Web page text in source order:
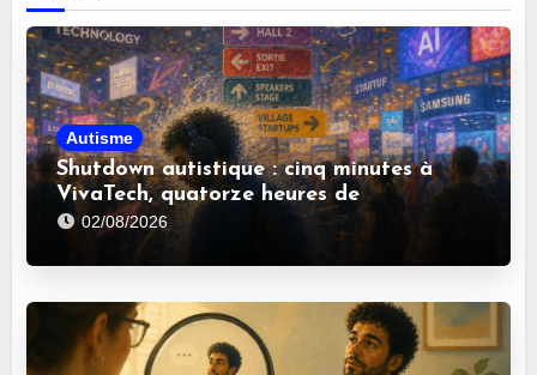
Autisme
Shutdown autistique : cinq minutes à
VivaTech, quatorze heures de
récupération
02/08/2026